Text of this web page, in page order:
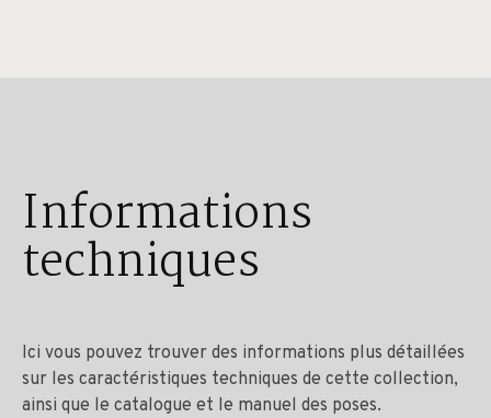
Informations
techniques
Ici vous pouvez trouver des informations plus détaillées
sur les caractéristiques techniques de cette collection,
ainsi que le catalogue et le manuel des poses.